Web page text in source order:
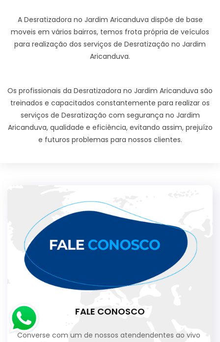
A Desratizadora no Jardim Aricanduva dispõe de base
moveis em vários bairros, temos frota própria de veículos
para realização dos serviços de Desratização no Jardim
Aricanduva.
Os profissionais da Desratizadora no Jardim Aricanduva são
treinados e capacitados constantemente para realizar os
serviços de Desratização com segurança no Jardim
Aricanduva, qualidade e eficiência, evitando assim, prejuízo
e futuros problemas para nossos clientes.
FALE CONOSCO
Converse com um de nossos atendendentes ao vivo